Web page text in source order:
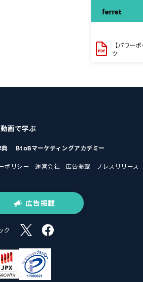
【パワー
ツ
動画で学ぶ
典 BtoBマーケティングアカデミー
ポリシー 運営会社 広告掲載 プレスリリース
広告掲載
ク